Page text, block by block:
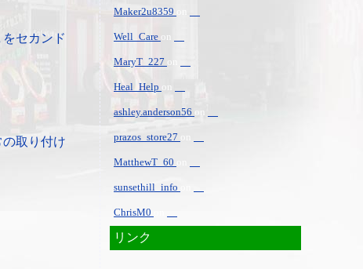
セカンド
取り付け
Maker2u8359
Well_Care on
MaryT_227 on
Heal_Help on
ashley.anderson56 on
prazos_store27 on
MatthewT_60
sunsethill_info
ChrisM0
リンク